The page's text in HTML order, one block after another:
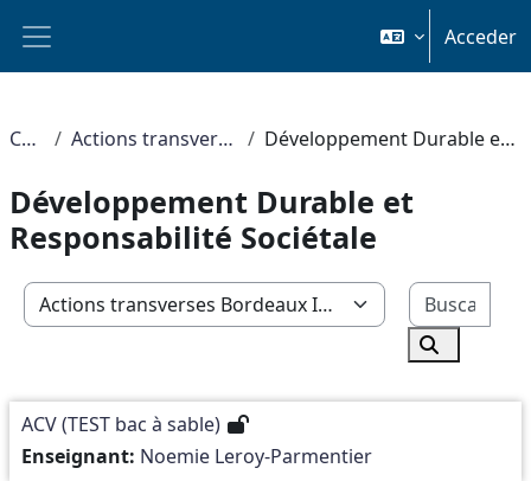
Panel lateral
Acceder
Cursos Actions transverses Bordeaux INP Développement Durable et Responsabilité Sociétale
Développement Durable et
Responsabilité Sociétale
Categorías
Buscar
ACV (TEST bac à sable)
Enseignant: Noemie Leroy-Parmentier